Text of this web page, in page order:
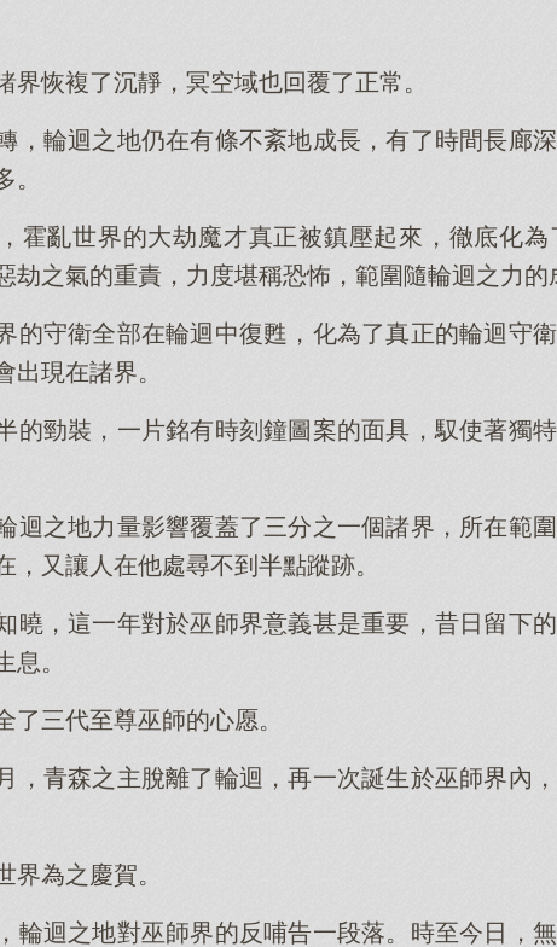
界恢複了沉靜，冥空域也回覆了正常。
，輪迴之地仍在有條不紊地成長，有了時間長廊
。
霍亂世界的大劫魔才真正被鎮壓起來，徹底化
劫之氣的重責，力度堪稱恐怖，範圍隨輪迴之力的
的守衛全部在輪迴中復甦，化為了真正的輪迴守
出現在諸界。
的勁裝，一片銘有時刻鐘圖案的面具，馭使著獨
迴之地力量影響覆蓋了三分之一個諸界，所在範
，又讓人在他處尋不到半點蹤跡。
曉，這一年對於巫師界意義甚是重要，昔日留下
息。
了三代至尊巫師的心愿。
，青森之主脫離了輪迴，再一次誕生於巫師界內
界為之慶賀。
輪迴之地對巫師界的反哺告一段落。時至今日，